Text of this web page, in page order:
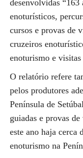
desenvolvidas
enoturísticos,
cursos e provas de
cruzeiros
enoturismo e visitas
O relatório refere
pelos produtores
Península de
guiadas e provas
este ano haja cerca
enoturismo na